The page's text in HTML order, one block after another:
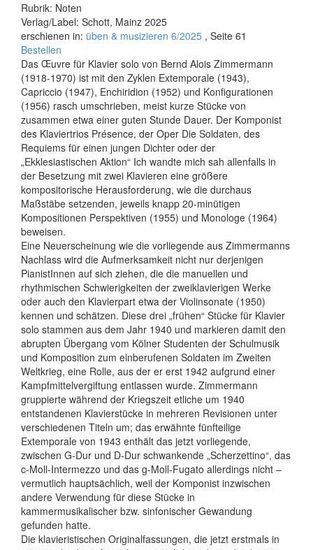
Rubrik: Noten
Verlag/Label: Schott, Mainz 2025
erschienen in: üben & musizieren 6/2025 , Seite 61
Bestellen
Das Œuvre für Klavier solo von Bernd Alois Zimmermann
(1918-1970) ist mit den Zyklen Extemporale (1943),
Capriccio (1947), Enchiridion (1952) und Konfigurationen
(1956) rasch umschrieben, meist kurze Stücke von
zusammen etwa einer guten Stunde Dauer. Der Komponist
des Klaviertrios Présence, der Oper Die Soldaten, des
Requiems für einen jungen Dichter oder der
„Ekklesiastischen Aktion“ Ich wandte mich sah allenfalls in
der Besetzung mit zwei Klavieren eine größere
kompositorische Herausforderung, wie die durchaus
Maßstäbe setzenden, jeweils knapp 20-minütigen
Kompositionen Perspektiven (1955) und Monologe (1964)
beweisen.
Eine Neuerscheinung wie die vorliegende aus Zimmermanns
Nachlass wird die Aufmerksamkeit nicht nur derjenigen
PianistInnen auf sich ziehen, die die manuellen und
rhythmischen Schwierigkeiten der zweiklavierigen Werke
oder auch den Klavierpart etwa der Violinsonate (1950)
kennen und schätzen. Diese drei „frühen“ Stücke für Klavier
solo stammen aus dem Jahr 1940 und markieren damit den
abrupten Übergang vom Kölner Studenten der Schulmusik
und Komposition zum einberufenen Soldaten im Zweiten
Weltkrieg, eine Rolle, aus der er erst 1942 aufgrund einer
Kampfmittelvergiftung entlassen wurde. Zimmermann
gruppierte während der Kriegszeit etliche um 1940
entstandenen Klavierstücke in mehreren Revisionen unter
verschiedenen Titeln um; das erwähnte fünfteilige
Extemporale von 1943 enthält das jetzt vorliegende,
zwischen G-Dur und D-Dur schwankende „Scherzettino“, das
c-Moll-Intermezzo und das g-Moll-Fugato allerdings nicht –
vermutlich hauptsächlich, weil der Komponist inzwischen
andere Verwendung für diese Stücke in
kammermusikalischer bzw. sinfonischer Gewandung
gefunden hatte.
Die klavieristischen Originalfassungen, die jetzt erstmals in